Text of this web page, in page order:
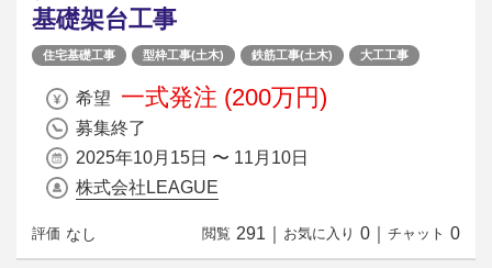
基礎架台工事
住宅基礎工事 型枠工事(土木) 鉄筋工事(土木) 大工工事
希望 一式発注 (200万円)
募集終了
2025年10月15日 〜 11月10日
株式会社LEAGUE
評価 なし 閲覧 291 お気に入り 0 チャット 0